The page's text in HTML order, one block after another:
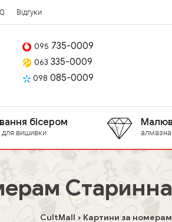
Відгуки
095 735-0009
063 335-0009
098 085-0009
бісером
для вишивки алмазна
CultMall Картини за